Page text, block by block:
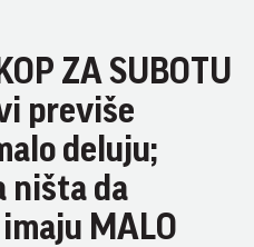
ZA SUBOTU
previše
deluju;
ništa da
MALO